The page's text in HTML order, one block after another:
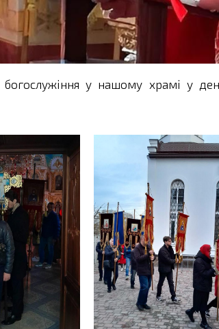
у нашому храмі у